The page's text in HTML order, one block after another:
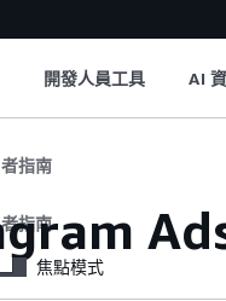
開發人員工具 AI
指南
指南
焦點模式